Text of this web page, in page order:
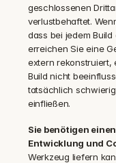
geschlossenen
verlustbehaftet.
dass bei jedem
erreichen Sie eine
extern rekonstruiert,
Build nicht
tatsächlich
einfließen.
Sie benötigen
Entwicklung und
Werkzeug liefern